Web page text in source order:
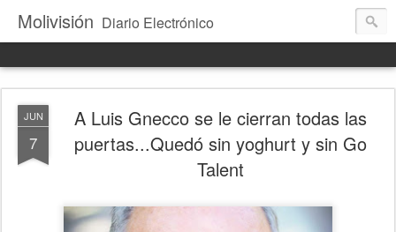
Molivisión Diario Electrónico
JUN
7
A Luis Gnecco se le cierran todas las
puertas...Quedó sin yoghurt y sin Go
Talent